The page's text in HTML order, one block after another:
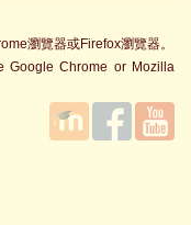
瀏覽器或Firefox瀏覽器。
Google Chrome or Mozilla